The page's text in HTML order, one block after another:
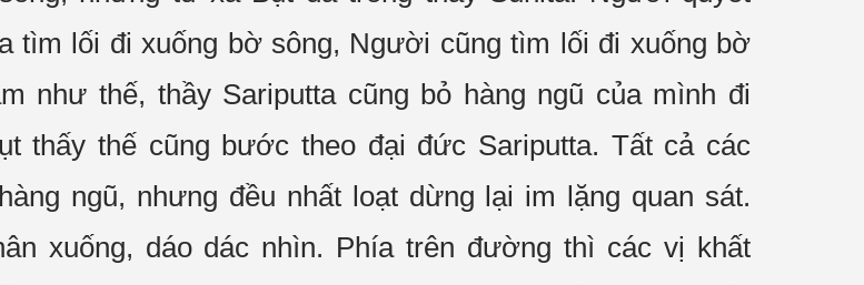
tìm lối đi xuống bờ sông, Người cũng tìm lối đi xuống bờ
như thế, thầy Sariputta cũng bỏ hàng ngũ của mình đi
thấy thế cũng bước theo đại đức Sariputta. Tất cả các
ngũ, nhưng đều nhất loạtdừng lại im lặng quan sát.
xuống, dáo dác nhìn. Phía trên đường thì các vị khất